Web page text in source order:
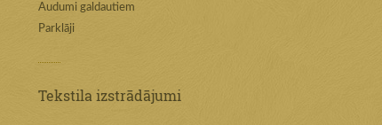
Audumi galdautiem
Parklāji
Tekstila izstrādājumi